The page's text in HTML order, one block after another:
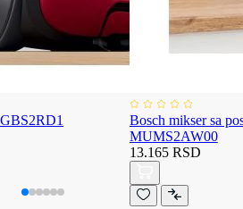
Bosch mikser sa
MUMS2AW00
13.165 RSD